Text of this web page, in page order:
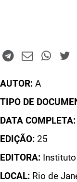
AUTOR: A
TIPO DE
DATA COMPLETA:
EDIÇÃO: 25
EDITORA:
LOCAL: Rio de